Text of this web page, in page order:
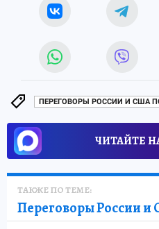
ПЕРЕГОВОРЫ РОССИИ И США
ЧИТАЙТЕ
ТАКЖЕ ПО ТЕМЕ:
Переговоры России